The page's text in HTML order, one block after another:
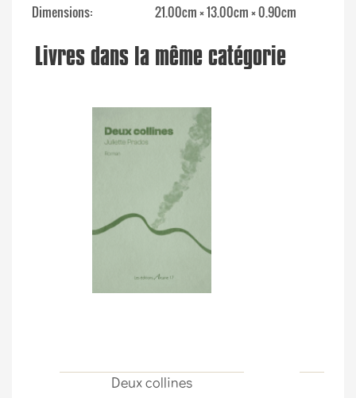
Dimensions
21.00cm × 13.00cm × 0.90cm
Livres dans la même catégorie
Deux collines